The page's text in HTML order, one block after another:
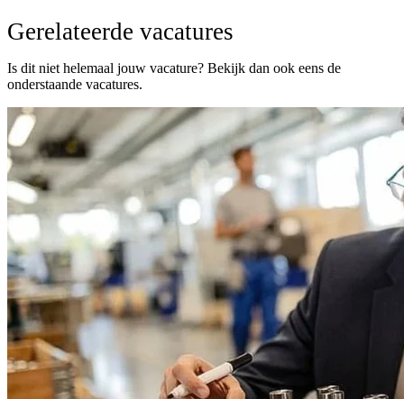
Gerelateerde vacatures
Is dit niet helemaal jouw vacature? Bekijk dan ook eens de
onderstaande vacatures.